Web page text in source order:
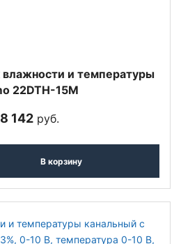
влажности и температуры
22DTH-15M
142руб.
В корзину